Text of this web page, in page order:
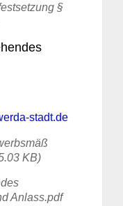
§
stadt.de
KB)
Anlass.pdf